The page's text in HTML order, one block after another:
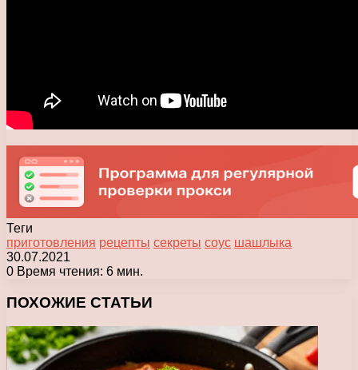
Теги
приготовления рецепты секреты соус шашлыка
30.07.2021
0 Время чтения: 6 мин.
ПОХОЖИЕ СТАТЬИ